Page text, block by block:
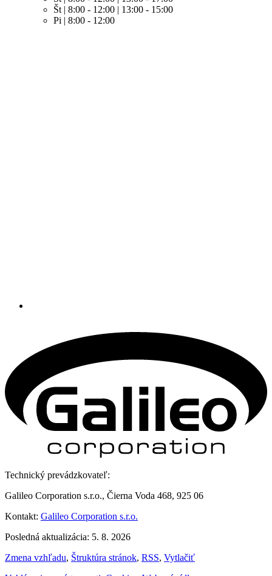
Št | 8:00 - 12:00 | 13:00 - 15:00
Pi | 8:00 - 12:00
Technický prevádzkovateľ:
Galileo Corporation s.r.o., Čierna Voda 468, 925 06
Kontakt: Galileo Corporation s.r.o.
Posledná aktualizácia: 5. 8. 2026
Zmena vzhľadu, Štruktúra stránok, RSS, Vytlačiť